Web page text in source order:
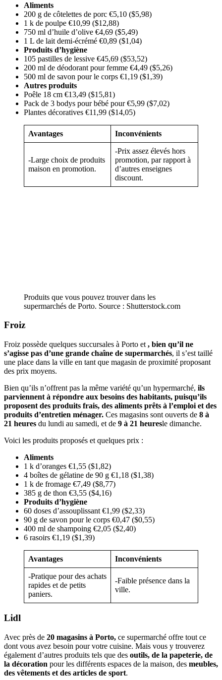
Aliments
200 g de côtelettes de porc €5,10 ($5,98)
1 k de poulpe €10,99 ($12,88)
750 ml d’huile d’olive €4,69 ($5,49)
1 L de lait demi-écrémé €0,89 ($1,04)
Produits d’hygiène
105 pastilles de lessive €45,69 ($53,52)
200 ml de déodorant pour femme €4,49 ($5,26)
500 ml de savon pour le corps €1,19 ($1,39)
Autres produits
Poêle 18 cm €13,49 ($15,81)
Pack de 3 bodys pour bébé pour €5,99 ($7,02)
Plantes décoratives €11,99 ($14,05)
Avantages Inconvénients
-Large choix de produits
maison en promotion.
-Prix assez élevés hors
promotion, par rapport à
d’autres enseignes
discount.
Produits que vous pouvez trouver dans les
supermarchés de Porto. Source : Shutterstock.com
Froiz
Froiz possède quelques succursales à Porto et , bien qu’il ne
s’agisse pas d’une grande chaîne de supermarchés, il s’est taillé
une place dans la ville en tant que magasin de proximité proposant
des prix moyens.
Bien qu’ils n’offrent pas la même variété qu’un hypermarché, ils
parviennent à répondre aux besoins des habitants, puisqu’ils
proposent des produits frais, des aliments prêts à l’emploi et des
produits d’entretien ménager. Ces magasins sont ouverts de 8 à
21 heures du lundi au samedi, et de 9 à 21 heuresle dimanche.
Voici les produits proposés et quelques prix :
Aliments
1 k d’oranges €1,55 ($1,82)
4 boîtes de gélatine de 90 g €1,18 ($1,38)
1 k de fromage €7,49 ($8,77)
385 g de thon €3,55 ($4,16)
Produits d’hygiène
60 doses d’assouplissant €1,99 ($2,33)
90 g de savon pour le corps €0,47 ($0,55)
400 ml de shampoing €2,05 ($2,40)
6 rasoirs €1,19 ($1,39)
Avantages Inconvénients
-Pratique pour des achats
rapides et de petits
paniers.
-Faible présence dans la
ville.
Lidl
Avec près de 20 magasins à Porto, ce supermarché offre tout ce
dont vous avez besoin pour votre cuisine. Mais vous y trouverez
également d’autres produits tels que des outils, de la papeterie, de
la décoration pour les différents espaces de la maison, des meubles,
des vêtements et des articles de sport.